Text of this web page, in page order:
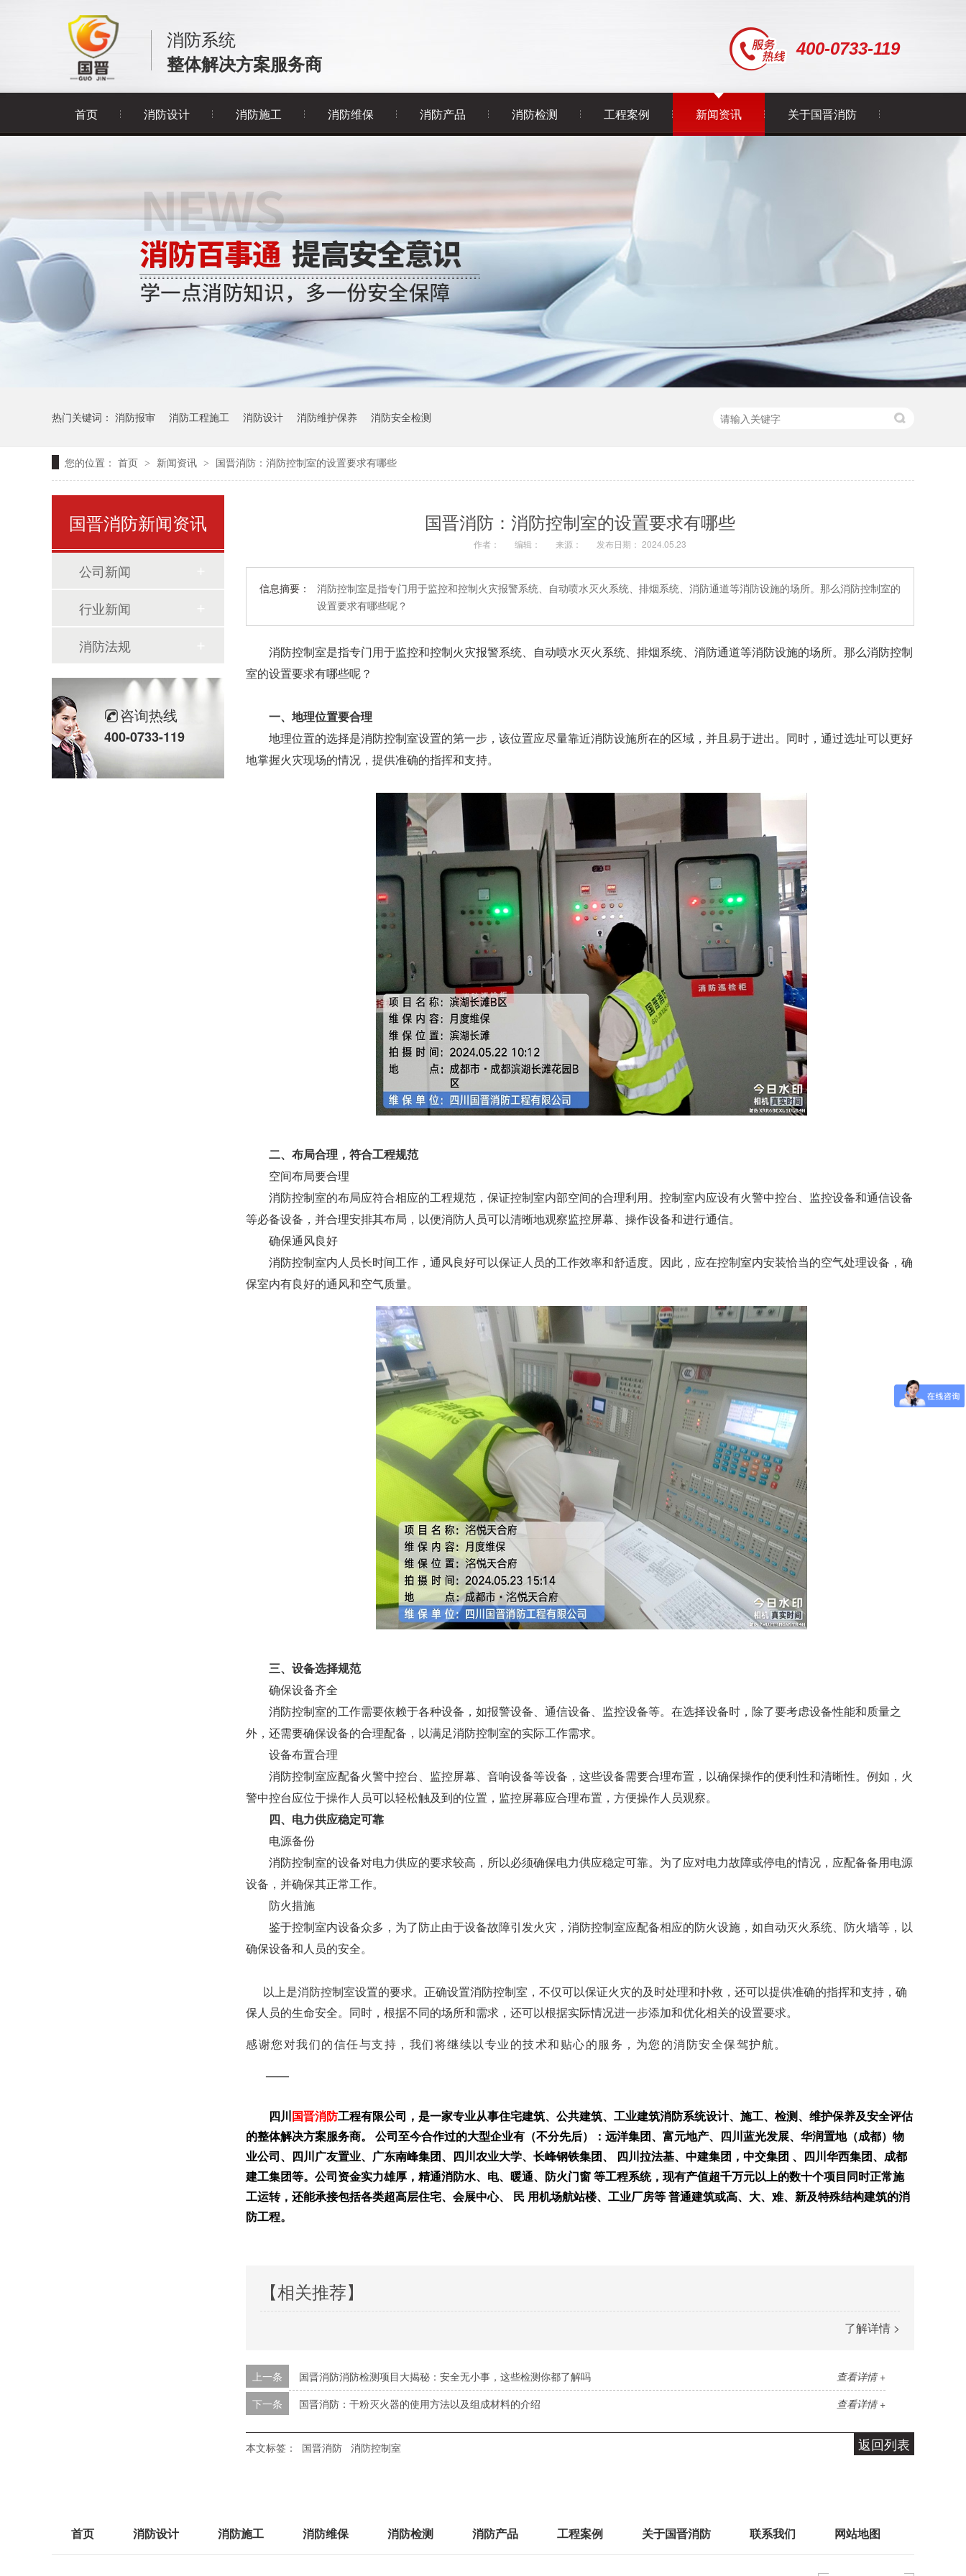
消防系统
整体解决方案服务商
400-0733-119
首页 消防设计 消防施工 消防维保 消防产品 消防检测 工程案例 新闻资讯 关于国晋消防
热门关键词： 消防报审 消防工程施工 消防设计 消防维护保养 消防安全检测
您的位置： 首页 > 新闻资讯 > 国晋消防：消防控制室的设置要求有哪些
国晋消防：消防控制室的设置要求有哪些
作者： 编辑： 来源： 发布日期： 2024.05.23
信息摘要：
消防控制室是指专门用于监控和控制火灾报警系统、自动喷水灭火系统、排烟系统、消防通道等消防设施的场所。那么消防控制室的
设置要求有哪些呢？
消防控制室是指专门用于监控和控制火灾报警系统、自动喷水灭火系统、排烟系统、消防通道等消防设施的场所。那么消防控制
室的设置要求有哪些呢？
一、地理位置要合理
地理位置的选择是消防控制室设置的第一步，该位置应尽量靠近消防设施所在的区域，并且易于进出。同时，通过选址可以更好
地掌握火灾现场的情况，提供准确的指挥和支持。
二、布局合理，符合工程规范
空间布局要合理
消防控制室的布局应符合相应的工程规范，保证控制室内部空间的合理利用。控制室内应设有火警中控台、监控设备和通信设备
等必备设备，并合理安排其布局，以便消防人员可以清晰地观察监控屏幕、操作设备和进行通信。
确保通风良好
消防控制室内人员长时间工作，通风良好可以保证人员的工作效率和舒适度。因此，应在控制室内安装恰当的空气处理设备，确
保室内有良好的通风和空气质量。
三、设备选择规范
确保设备齐全
消防控制室的工作需要依赖于各种设备，如报警设备、通信设备、监控设备等。在选择设备时，除了要考虑设备性能和质量之
外，还需要确保设备的合理配备，以满足消防控制室的实际工作需求。
设备布置合理
消防控制室应配备火警中控台、监控屏幕、音响设备等设备，这些设备需要合理布置，以确保操作的便利性和清晰性。例如，火
警中控台应位于操作人员可以轻松触及到的位置，监控屏幕应合理布置，方便操作人员观察。
四、电力供应稳定可靠
电源备份
消防控制室的设备对电力供应的要求较高，所以必须确保电力供应稳定可靠。为了应对电力故障或停电的情况，应配备备用电源
设备，并确保其正常工作。
防火措施
鉴于控制室内设备众多，为了防止由于设备故障引发火灾，消防控制室应配备相应的防火设施，如自动灭火系统、防火墙等，以
确保设备和人员的安全。
以上是消防控制室设置的要求。正确设置消防控制室，不仅可以保证火灾的及时处理和扑救，还可以提供准确的指挥和支持，确
保人员的生命安全。同时，根据不同的场所和需求，还可以根据实际情况进一步添加和优化相关的设置要求。
感谢您对我们的信任与支持，我们将继续以专业的技术和贴心的服务，为您的消防安全保驾护航。
——
四川 国晋消防工程有限公司，是一家专业从事住宅建筑、公共建筑、工业建筑消防系统设计、施工、检测、维护保养及安全评估
的整体解决方案服务商。
公司至今合作过的大型企业有（不分先后）：远洋集团、富元地产、四川蓝光发展、华润置地（成都）物
业公司、四川广友置业、广东南峰集团、四川农业大学、长峰钢铁集团、 四川拉法基、中建集团，中交集团 、四川华西集团、成都
建工集团等。公司 资金实力雄厚，精通消防水、电、暖通、防火门窗 等工程系统，现有产值超千万元以上的数十个项目同时正常施
工运转，还能承接包括各类超高层住宅、会展中心、 民 用机场航站楼、工业厂房等 普通建筑或高、大、难、新及特殊结构建筑的消
防工程。
【相关推荐】
了解详情 >
查看详情 +
上一条
国晋消防消防检测项目大揭秘：安全无小事，这些检测你都了解吗
查看详情 +
下一条 国晋消防：干粉灭火器的使用方法以及组成材料的介绍
返回列表
本文标签： 国晋消防 消防控制室
国晋消防新闻资讯
公司新闻
行业新闻
消防法规
咨询热线
400-0733-119
首页 消防设计 消防施工 消防维保 消防检测 消防产品 工程案例 关于国晋消防 联系我们 网站地图